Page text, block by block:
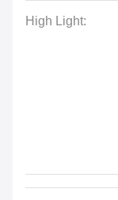
High Light: